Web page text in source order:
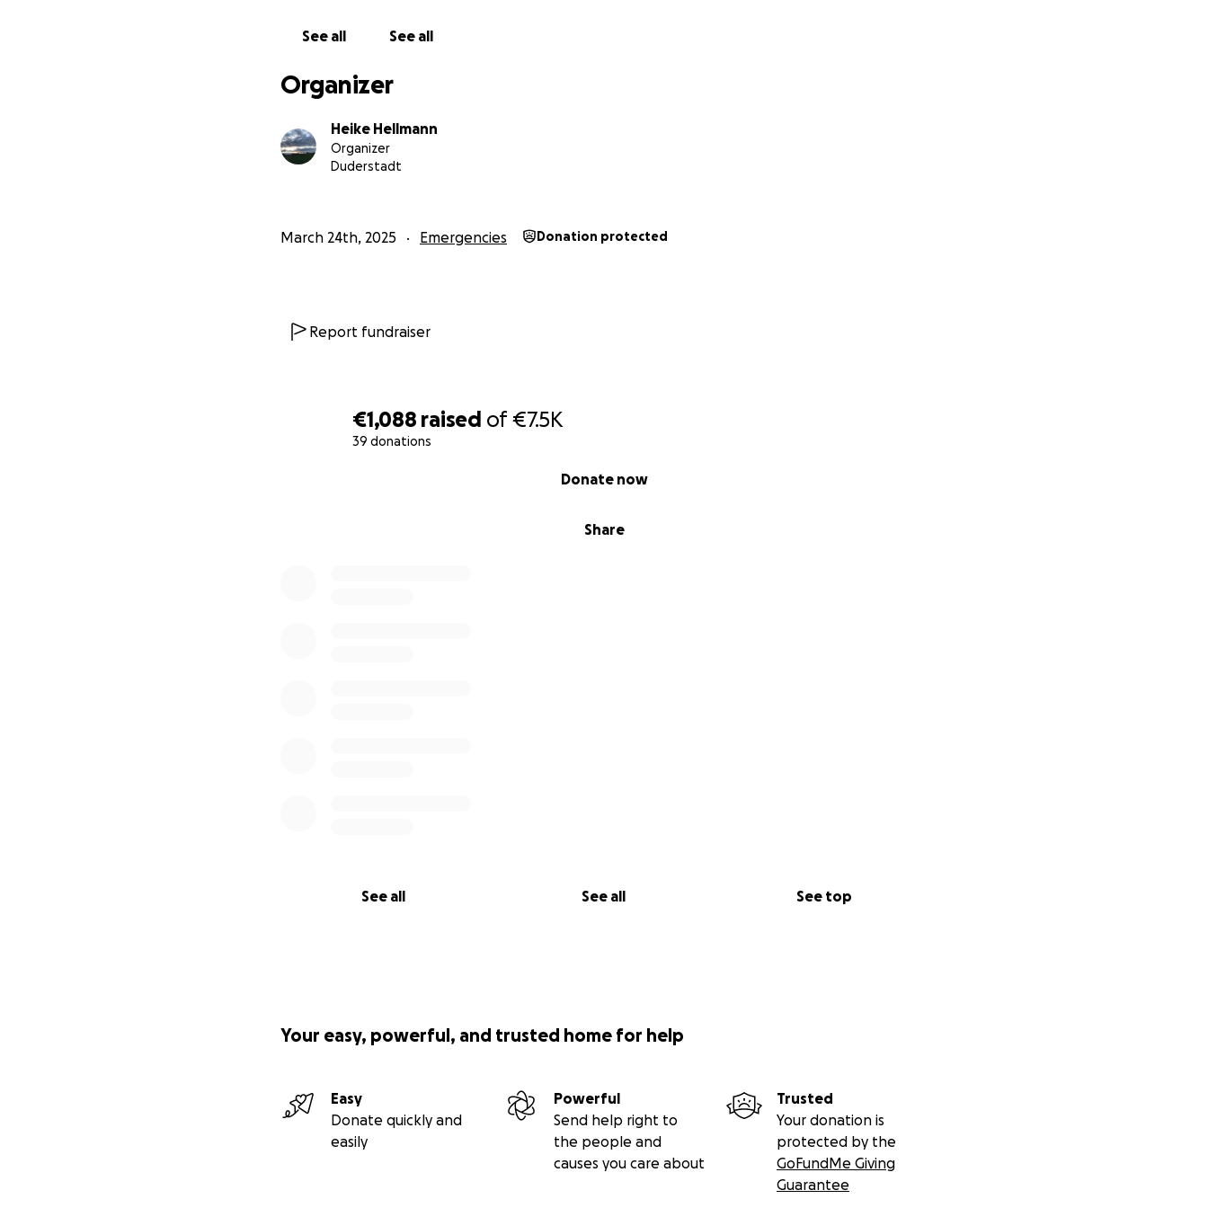
€1,088 raised of€7.5K
39 donations
Share
Donate now
See all See all See top
See all See all
Organizer
Heike Hellmann
Organizer
Duderstadt
March 24th, 2025 Emergencies Donation protected
Report fundraiser
Your easy, powerful, and trusted home for help
Easy
Donate quickly and
easily
Powerful
Send help right to
the people and
causes you care about
Trusted
Your donation is
protected by the
GoFundMe Giving
Guarantee